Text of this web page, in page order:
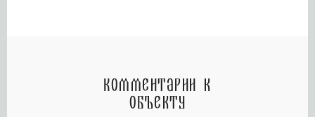
Комментарии к
объекту